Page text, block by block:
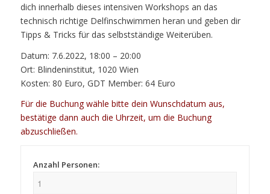
dich innerhalb dieses intensiven Workshops an das
technisch richtige Delfinschwimmen heran und geben dir
Tipps & Tricks für das selbstständige Weiterüben.
Datum: 7.6.2022, 18:00 – 20:00
Ort: Blindeninstitut, 1020 Wien
Kosten: 80 Euro, GDT Member: 64 Euro
Für die Buchung wähle bitte dein Wunschdatum aus,
bestätige dann auch die Uhrzeit, um die Buchung
abzuschließen.
Anzahl Personen: